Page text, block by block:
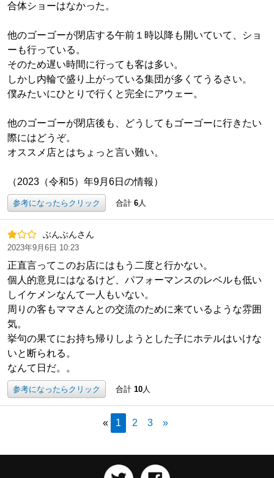
合体ショーはなかった。
他のゴーゴーが閉店する午前１時以降も開いていて、ショ
ーも行っている。
そのため遅い時間に行っても客は多い。
しかし内輪で盛り上がっている集団が多くてうるさい。
僕みたいにひとりで行くと完全にアウェー。
他のゴーゴーが閉店後も、どうしてもゴーゴーに行きたい
際にはどうぞ。
オススメ店とはちょっと言い難い。
（2023（令和5）年9月6日の情報）
参考になったらクリック 合計 6人
ぶんぶんさん
2023年9月6日 10:23
正直言ってこのお店にはもう二度と行かない。
個人的意見にはなるけど、パフォーマンスのレベルも低い
しイケメンなんて一人もいない。
周りの客もママさんとの交流のために来ているような雰囲
気。
挙句の果てにお持ち帰りしようとした子にホテルはいけな
いと断られる。
なんて日だ。。
参考になったらクリック 合計 10人
« 1 2 3 »